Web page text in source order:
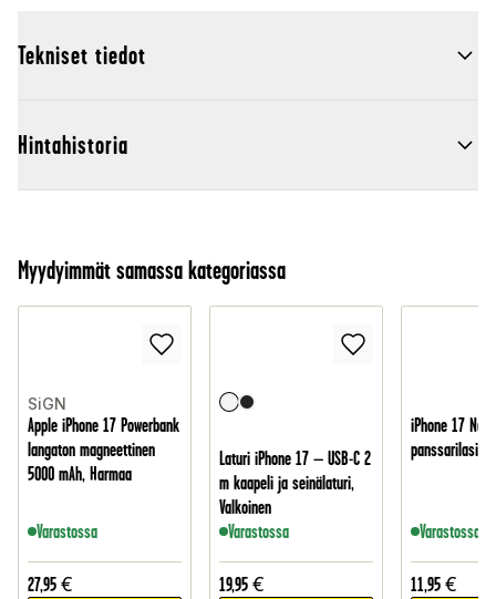
Tekniset tiedot
Hintahistoria
Myydyimmät samassa kategoriassa
SiGN
Apple iPhone 17 Powerbank
langaton magneettinen
5000 mAh, Harmaa
Varastossa
27,95 €
Laturi iPhone 17 – USB-C 2
m kaapeli ja seinälaturi,
Valkoinen
Varastossa
19,95 €
iPhone 17
panssarilasi
Varastossa
11,95 €